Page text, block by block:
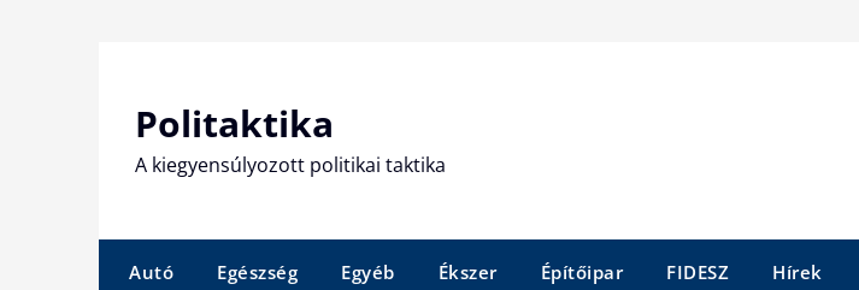
Politaktika
A kiegyensúlyozott politikai taktika
Autó Egészség Egyéb Ékszer Építőipar FIDESZ Hírek